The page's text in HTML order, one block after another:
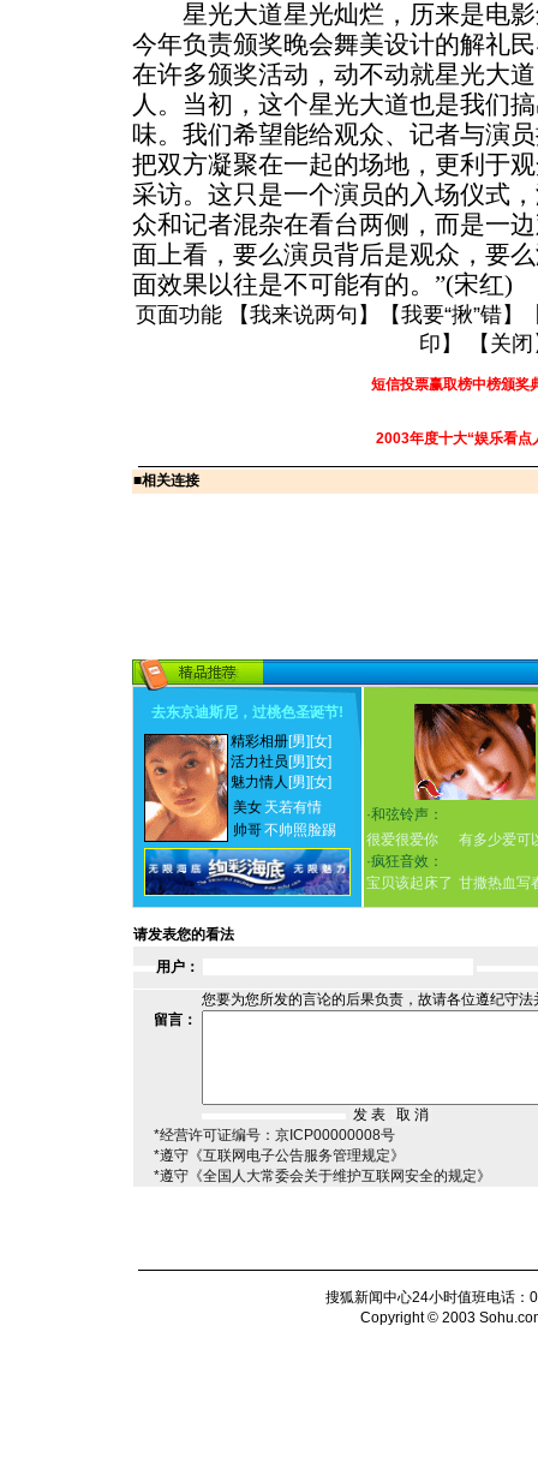
星光大道星光灿烂，历来是电影
今年负责颁奖晚会舞美设计的解礼
在许多颁奖活动，动不动就星光大
人。当初，这个星光大道也是我们
味。我们希望能给观众、记者与演
把双方凝聚在一起的场地，更利于
采访。这只是一个演员的入场仪式
众和记者混杂在看台两侧，而是一
面上看，要么演员背后是观众，要
面效果以往是不可能有的。”(宋红)
页面功能 【我来说两句 】【我要“揪”错】
印 】 【 关闭
短信投票赢取榜中榜颁奖
2003年度十大“娱乐看点
■相关连接
去东京迪斯尼，过桃色圣诞节!
精彩相册[男] [女]
活力社员 [男] [女]
魅力情人 [男] [女]
美女 天若有情
帅哥不帅照脸踢
·和弦铃声：
很爱很爱你
有多少爱可
·疯狂音效：
宝贝该起床了 甘撒热血写
请发表您的看法
用户：
您要为您所发的言论的后果负责，故请各位遵纪守
留言：
*经营许可证编号：京ICP00000008号
*遵守《互联网电子公告服务管理规定》
*遵守《全国人大常委会关于维护互联网安全的规定》
搜狐新闻中心24小时值班电话
Copyright © 2003